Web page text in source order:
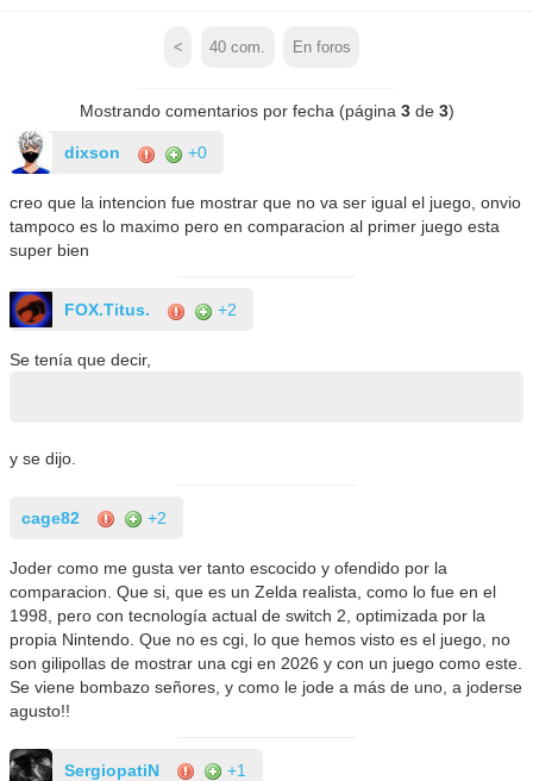
< 40 com. En foros
Mostrando comentarios por fecha (página 3de 3)
dixson +0
creo que la intencion fue mostrar que no va ser igual el juego, onvio
tampoco es lo maximo pero en comparacion al primer juego esta
super bien
FOX.Titus. +2
Se tenía que decir,
y se dijo.
cage82 +2
Joder como me gusta ver tanto escocido y ofendido por la
comparacion. Que si, que es un Zelda realista, como lo fue en el
1998, pero con tecnología actual de switch 2, optimizada por la
propia Nintendo. Que no es cgi, lo que hemos visto es el juego, no
son gilipollas de mostrar una cgi en 2026 y con un juego como este.
Se viene bombazo señores, y como le jode a más de uno, a joderse
agusto!!
SergiopatiN +1